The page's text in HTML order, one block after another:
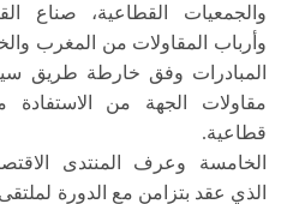
والجمعيات القطاعية، صناع
وأرباب المقاولات من المغرب
المبادرات وفق خارطة طريق
مقاولات الجهة من الاستفادة
قطاعية.
الخامسة وعرف المنتدى
الذي عقد بتزامن مع الدورة